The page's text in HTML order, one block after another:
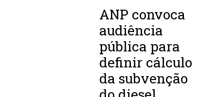
ANP convoca
audiência
pública para
definir cálculo
da subvenção